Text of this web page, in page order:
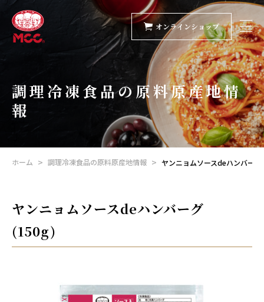
オンラインショップ
調理冷凍食品の原料原産地情
報
ホーム 調理冷凍食品の原料原産地情報 ヤンニョムソースdeハンバー
ヤンニョムソースdeハンバーグ
(150g)